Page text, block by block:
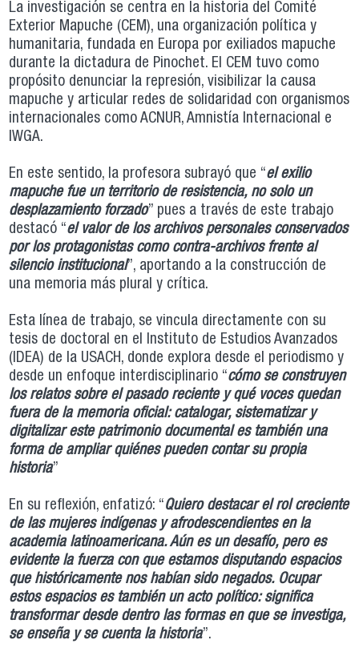
La investigación se centra en la historia del Comité
Exterior Mapuche (CEM), una organización política y
humanitaria, fundada en Europa por exiliados mapuche
durante la dictadura de Pinochet. El CEM tuvo como
propósito denunciar la represión, visibilizar la causa
mapuche y articular redes de solidaridad con organismos
internacionales como ACNUR, Amnistía Internacional e
IWGA.
En este sentido, la profesora subrayó que “el exilio
mapuche fue un territorio de resistencia, no solo un
desplazamiento forzado” pues a través de este trabajo
destacó “el valor de los archivos personales conservados
por los protagonistas como contra-archivos frente al
silencio institucional”, aportando a la construcción de
una memoria más plural y crítica.
Esta línea de trabajo, se vincula directamente con su
tesis de doctoral en el Instituto de Estudios Avanzados
(IDEA) de la USACH, donde explora desde el periodismo y
desde un enfoque interdisciplinario “cómo se construyen
los relatos sobre el pasado reciente y qué voces quedan
fuera de la memoria oficial: catalogar, sistematizar y
digitalizar este patrimonio documental es también una
forma de ampliar quiénes pueden contar su propia
historia”
En su reflexión, enfatizó: “Quiero destacar el rol creciente
de las mujeres indígenas y afrodescendientes en la
academia latinoamericana. Aún es un desafío, pero es
evidente la fuerza con que estamos disputando espacios
que históricamente nos habían sido negados. Ocupar
estos espacios es también un acto político: significa
transformar desde dentro las formas en que se investiga,
se enseña y se cuenta la historia”.